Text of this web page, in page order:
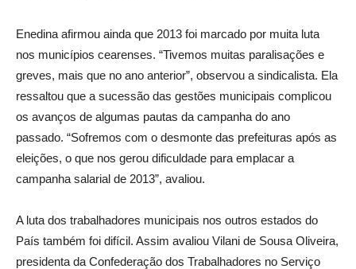
Enedina afirmou ainda que 2013 foi marcado por muita luta
nos municípios cearenses. “Tivemos muitas paralisações e
greves, mais que no ano anterior”, observou a sindicalista. Ela
ressaltou que a sucessão das gestões municipais complicou
os avanços de algumas pautas da campanha do ano
passado. “Sofremos com o desmonte das prefeituras após as
eleições, o que nos gerou dificuldade para emplacar a
campanha salarial de 2013”, avaliou.
A luta dos trabalhadores municipais nos outros estados do
País também foi difícil. Assim avaliou Vilani de Sousa Oliveira,
presidenta da Confederação dos Trabalhadores no Serviço